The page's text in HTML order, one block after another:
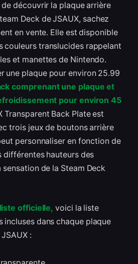
découvrir la plaque arrière
Deck de JSAUX, sachez
en vente. Elle est disponible
couleurs translucides rappelant
et manettes de Nintendo.
une plaque pour environ 25.99
comprenant une plaque et
pour environ 45
Transparent Back Plate est
trois jeux de boutons arrière
personnaliser en fonction de
différentes hauteurs des
de la Steam Deck
liste officielle, voici la liste
incluses dans chaque plaque
: